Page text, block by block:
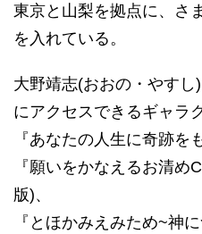
東京と山梨を拠点に、さ
を入れている。
大野靖志(おおの・やす
にアクセスできるギャラ
『あなたの人生に奇跡を
『願いをかなえるお清め
版)、
『とほかみえみため~神